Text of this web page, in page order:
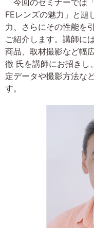
今回のセミナーでは
FEレンズの魅力」と題
力、さらにその性能を
ご紹介します。講師に
商品、取材撮影など幅
徹 氏を講師にお招きし
定データや撮影方法な
す。